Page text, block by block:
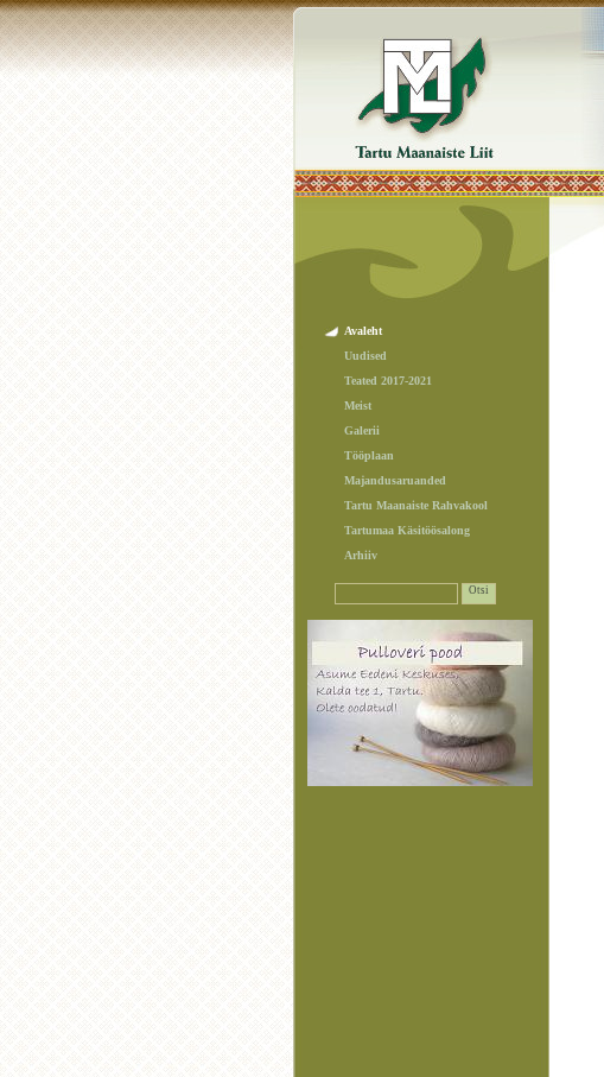
Avaleht
Uudised
Teated 2017-2021
Meist
Galerii
Tööplaan
Majandusaruanded
Tartu Maanaiste Rahvakool
Tartumaa Käsitöösalong
Arhiiv